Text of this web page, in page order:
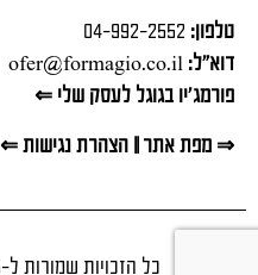
טלפון: 04-992-2552
דוא"ל:
פורמג'יו בגוגל לעסק שלי ⇐
⇒ מפת אתר הצהרת נגישות ⇐
כל הזכויות שמורות ל-FORMAGIO 2025 ©